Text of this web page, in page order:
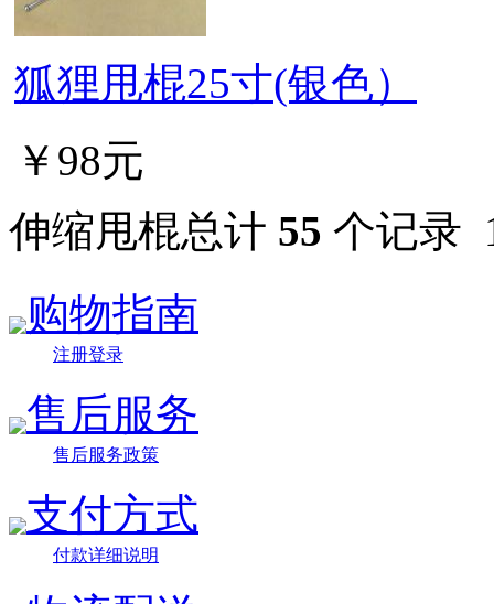
狐狸甩棍25寸(银色）
￥98元
伸缩甩棍总计 55 个记录
购物指南
注册登录
售后服务
售后服务政策
支付方式
付款详细说明